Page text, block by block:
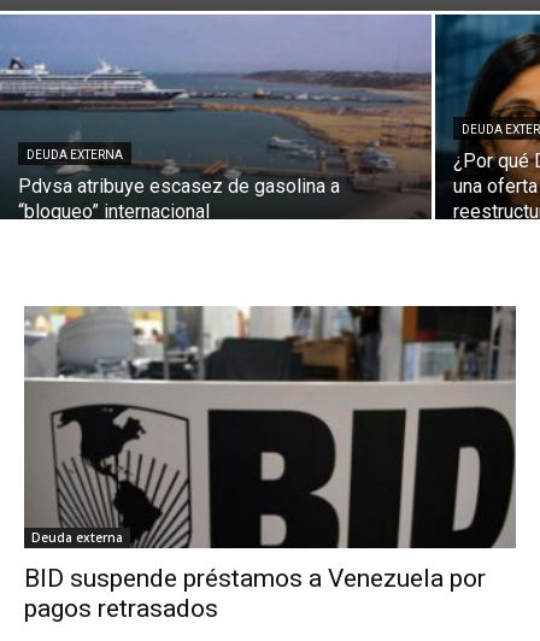
DEUDA EXTERNA
Pdvsa atribuye escasez de gasolina a
“bloqueo” internacional
DEUDA
¿Por qué
una
Deuda externa
BID suspende préstamos a Venezuela por
pagos retrasados